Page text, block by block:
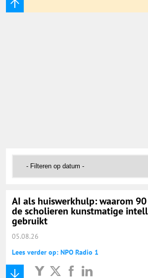
Yurls.net
AI als huiswerkhulp: waarom
de scholieren kunstmatige
gebruikt
05.08.26
Lees verder op: NPO Radio 1